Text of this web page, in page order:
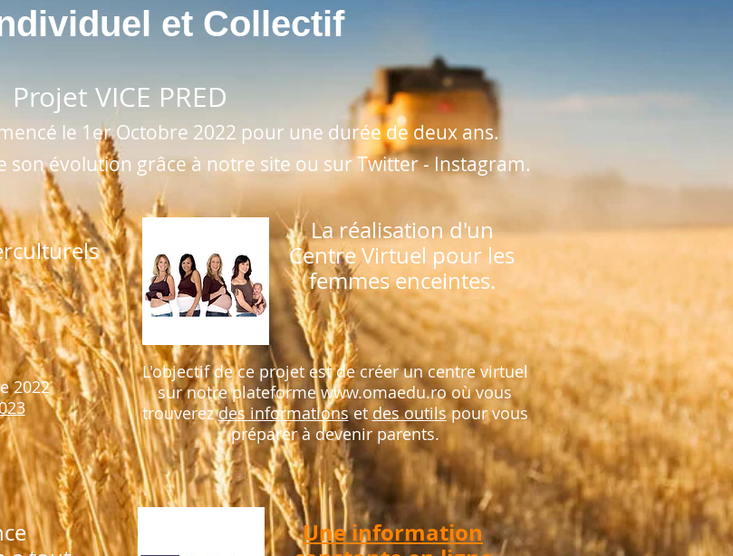
et Collectif
Projet VICE PRED
le 1er Octobre 2022 pour une durée de deux ans.
évolution grâce à notre site ou sur Twitter - Instagram.
2022
La réalisation d'un
Centre Virtuel pour les
femmes enceintes.
L'objectif de ce projet est de créer un centre virtuel
sur notre plateformewww.omaedu.rooù vous
trouverezdes informationsetdes outils pour vous
préparer à devenir parents.
Une information